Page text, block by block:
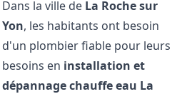
Dans la ville de La Roche sur
Yon, les habitants ont besoin
d'un plombier fiable pour leurs
besoins en installation et
dépannage chauffe eau La